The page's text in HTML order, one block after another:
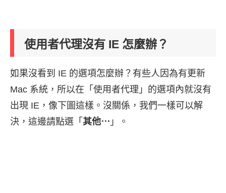
使用者代理沒有 IE 怎麼辦？
如果沒看到 IE 的選項怎麼辦？有些人因為有更新
Mac 系統，所以在「使用者代理」的選項內就沒有
出現 IE，像下圖這樣。沒關係，我們一樣可以解
決，這邊請點選「 其他⋯ 」。